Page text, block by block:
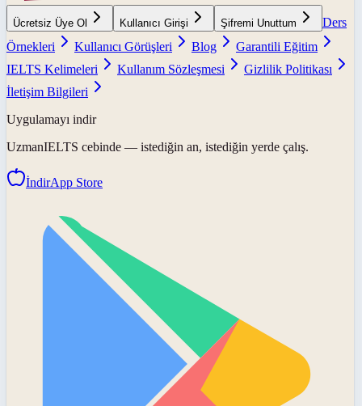
Ücretsiz Üye Ol Kullanıcı Girişi Şifremi Unuttum
Ders
Örnekleri
Kullanıcı Görüşleri Blog
Garantili Eğitim
IELTS Kelimeleri
Kullanım Sözleşmesi
Gizlilik Politikası
İletişim Bilgileri
Uygulamayı indir
UzmanIELTS cebinde — istediğin an, istediğin yerde çalış.
İndirApp Store